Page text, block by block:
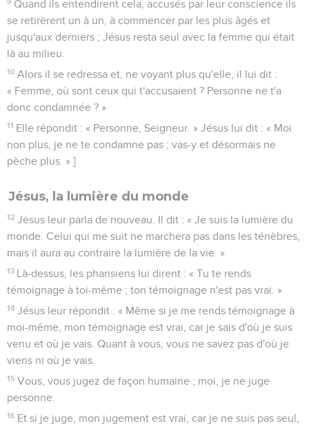
Quand ils entendirent cela, accusés par leur conscience ils
se retirèrent un à un, à commencer par les plus âgés et
jusqu'aux derniers ; Jésus resta seul avec la femme qui était
là au milieu.
10 Alors il se redressa et, ne voyant plus qu'elle, il lui dit :
« Femme, où sont ceux qui t'accusaient ? Personne ne t'a
donc condamnée ? »
11 Elle répondit : « Personne, Seigneur. » Jésus lui dit : « Moi
non plus, je ne te condamne pas ; vas-y et désormais ne
pèche plus. » ]
Jésus, la lumière du monde
12 Jésus leur parla de nouveau. Il dit : « Je suis la lumière du
monde. Celui qui me suit ne marchera pas dans les ténèbres,
mais il aura au contraire la lumière de la vie. »
13 Là-dessus, les pharisiens lui dirent : « Tu te rends
témoignage à toi-même ; ton témoignage n'est pas vrai. »
14 Jésus leur répondit : « Même si je me rends témoignage à
moi-même, mon témoignage est vrai, car je sais d'où je suis
venu et où je vais. Quant à vous, vous ne savez pas d'où je
viens ni où je vais.
15 Vous, vous jugez de façon humaine ; moi, je ne juge
personne.
16 Et si je juge, mon jugement est vrai, car je ne suis pas seul,